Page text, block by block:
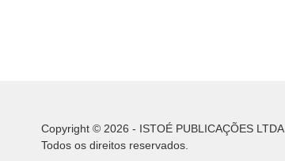
Copyright © 2026 - ISTOÉ PUBLICAÇÕES LTDA
Todos os direitos reservados.